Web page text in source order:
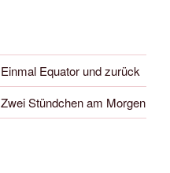
Equator und zurück
Stündchen am Morgen